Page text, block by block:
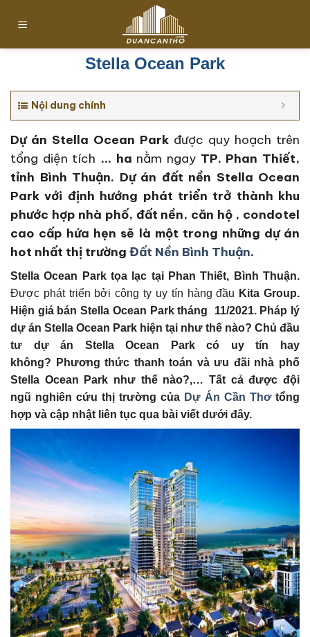
đến
Stella Ocean Park
Nội dung chính
Dự án Stella Ocean Park được quy hoạch trên
tổng diện tích … ha nằm ngay TP. Phan Thiết,
tỉnh Bình Thuận. Dự án đất nền Stella Ocean
Park với định hướng phát triển trở thành khu
phước hợp nhà phố, đất nền, căn hộ , condotel
cao cấp hứa hẹn sẽ là một trong những dự án
hot nhất thị trường Đất Nền Bình Thuận.
Stella Ocean Park tọa lạc tạiPhan Thiết, Bình Thuận.
Được phát triển bởi công ty uy tín hàng đầu Kita Group.
Hiện giá bán Stella Ocean Park tháng 11/2021. Pháp lý
dự án Stella Ocean Park hiện tại như thế nào? Chủ đầu
tư dự án Stella Ocean Parkcó uy tín hay
không?
Phương thức thanh toán và ưu đãi nhà phố
Stella Ocean Park như thế nào?,… Tất cả được đội
ngũ nghiên cứu thị trường của Dự Án Cần Thơtổng
hợp và cập nhật liên tục qua bài viết dưới đây.